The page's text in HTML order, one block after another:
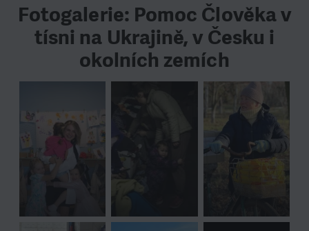
Fotogalerie: Pomoc Člověka v
tísni na Ukrajině, v Česku i
okolních zemích